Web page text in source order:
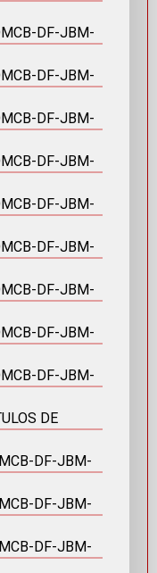
DF-JBM-
DF-JBM-
DF-JBM-
DF-JBM-
DF-JBM-
DF-JBM-
DF-JBM-
DF-JBM-
DF-JBM-
DE
DF-JBM-
DF-JBM-
DF-JBM-